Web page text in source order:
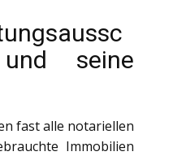
seine
fast alle notariellen
Immobilien